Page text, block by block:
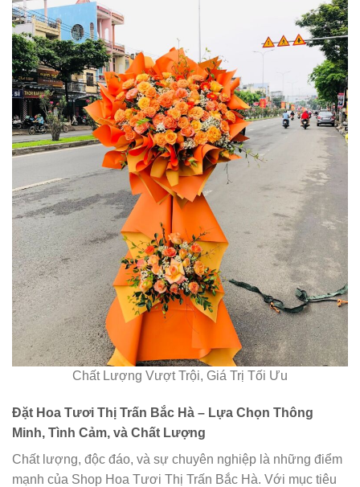
Chất Lượng Vượt Trội, Giá Trị Tối Ưu
Đặt Hoa Tươi Thị Trấn Bắc Hà – Lựa Chọn Thông
Minh, Tình Cảm, và Chất Lượng
Chất lượng, độc đáo, và sự chuyên nghiệp là những điểm
mạnh của Shop Hoa Tươi Thị Trấn Bắc Hà. Với mục tiêu